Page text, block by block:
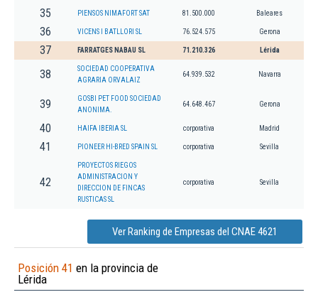
35 PIENSOS NIMAFORT SAT 81.500.000 Baleares
36 VICENS I BATLLORI SL 76.524.575 Gerona
37 FARRATGES NABAU SL 71.210.326 Lérida
38
SOCIEDAD COOPERATIVA
AGRARIA ORVALAIZ
64.939.532 Navarra
39
GOSBI PET FOOD SOCIEDAD
ANONIMA.
64.648.467 Gerona
40 HAIFA IBERIA SL corporativa Madrid
41 PIONEER HI-BRED SPAIN SL corporativa Sevilla
42
PROYECTOS RIEGOS
ADMINISTRACION Y
DIRECCION DE FINCAS
RUSTICAS SL
corporativa Sevilla
Ver Ranking de Empresas del CNAE 4621
Posición 41 en la provincia de
Lérida